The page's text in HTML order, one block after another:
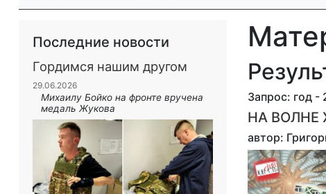
Последние новости
Гордимся нашим другом
29.06.2026
Михаилу Бойко на фронте вручена
медаль Жукова
Запрос: год -
НА ВОЛНЕ
автор: